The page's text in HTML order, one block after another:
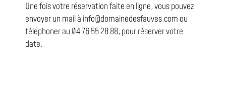
Une fois votre réservation faite en ligne, vous pouvez
envoyer un mail à info@domainedesfauves.com ou
téléphoner au 04 76 55 28 88, pour réserver votre
date.